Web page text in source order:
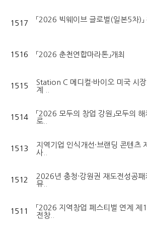
1517 「2026 빅웨이브 글로벌(일본5차)」
1516 「2026 춘천연합마라톤」개최
1515
Station C 메디컬·바이오 미국 시
계 ..
1514
「2026 모두의 창업 강원」모두의
로..
1513
지역기업 인식개선·브랜딩 콘텐츠
사..
1512
2026년 충청·강원권 재도전성공패
뮤..
1511
「2026 지역창업 페스티벌 연계 제
전창..